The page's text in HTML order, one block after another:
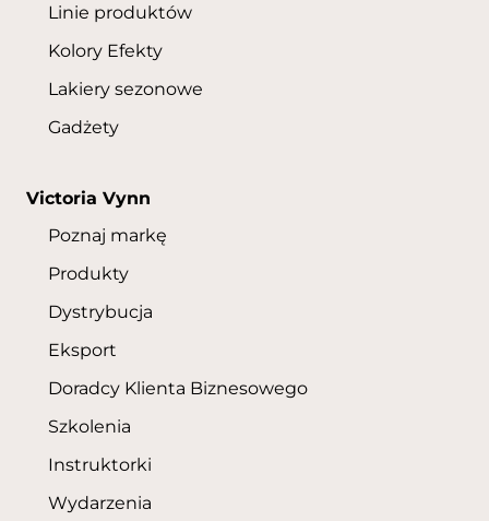
Linie produktów
Kolory Efekty
Lakiery sezonowe
Gadżety
Victoria Vynn
Poznaj markę
Produkty
Dystrybucja
Eksport
Doradcy Klienta Biznesowego
Szkolenia
Instruktorki
Wydarzenia